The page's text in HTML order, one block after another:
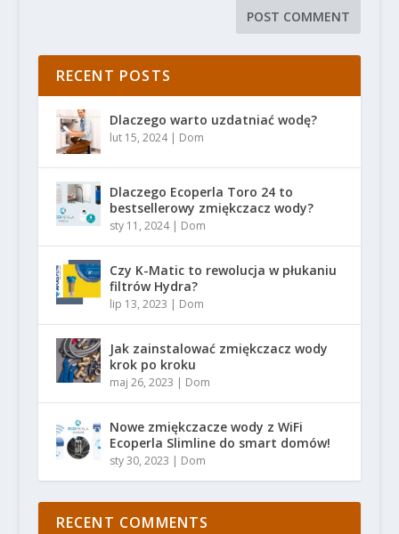
RECENT POSTS
Dlaczego warto uzdatniać wodę?
lut 15, 2024| Dom
Dlaczego Ecoperla Toro 24 to
bestsellerowy zmiękczacz wody?
sty 11, 2024| Dom
Czy K-Matic to rewolucja w płukaniu
filtrów Hydra?
lip 13, 2023 | Dom
Jak zainstalować zmiękczacz wody
krok po kroku
maj 26, 2023 | Dom
Nowe zmiękczacze wody z WiFi
Ecoperla Slimline do smart domów!
sty 30, 2023 | Dom
RECENT COMMENTS